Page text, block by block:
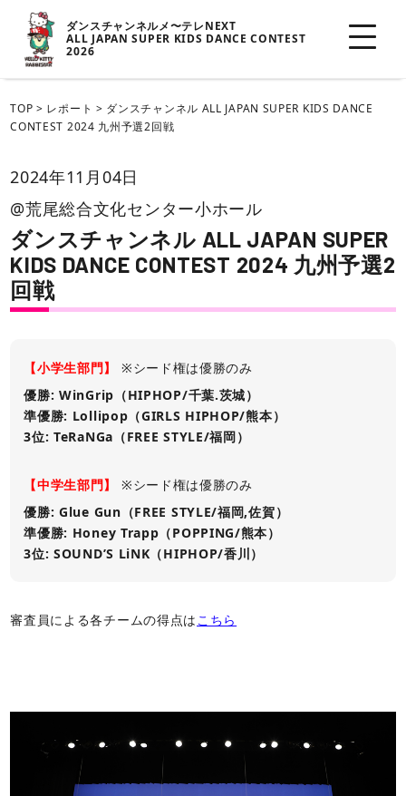
ダンスチャンネルメ〜テレNEXT
ALL JAPAN SUPER KIDS DANCE CONTEST
2026
TOP > レポート > ダンスチャンネル ALL JAPAN SUPER KIDS DANCE
CONTEST 2024 九州予選2回戦
2024年11月04日
@荒尾総合文化センター小ホール
ダンスチャンネル ALL JAPAN SUPER
KIDS DANCE CONTEST 2024 九州予選2
回戦
【小学生部門】
※シード権は優勝のみ
優勝: WinGrip（HIPHOP/千葉.茨城）
準優勝: Lollipop（GIRLS HIPHOP/熊本）
3位: TeRaNGa（FREE STYLE/福岡）
【中学生部門】
※シード権は優勝のみ
優勝: Glue Gun（FREE STYLE/福岡,佐賀）
準優勝: Honey Trapp（POPPING/熊本）
3位: SOUND’S LiNK（HIPHOP/香川）
審査員による各チームの得点はこちら